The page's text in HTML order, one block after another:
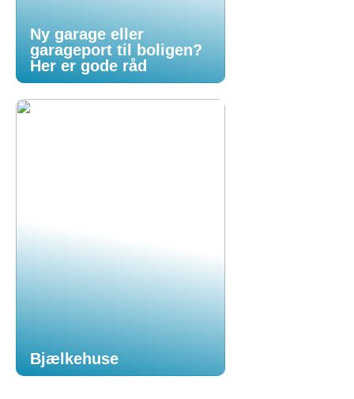
Ny garage eller
garageport til boligen?
Her er gode råd
Bjælkehuse